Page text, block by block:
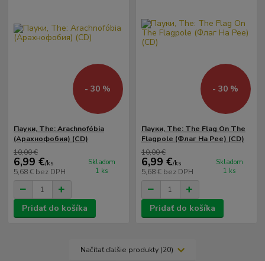
- 30 %
Пауки, The: Arachnofóbia
(Арахнофобия) (CD)
10,00 €
6,99 €/ks
5,68 € bez DPH
Skladom
1 ks
Pridať do košíka
- 30 %
Пауки, The: The Flag On The
Flagpole (Флаг На Рее) (CD)
10,00 €
6,99 €/ks
5,68 € bez DPH
Skladom
1 ks
Pridať do košíka
Načítať ďalšie produkty (20)